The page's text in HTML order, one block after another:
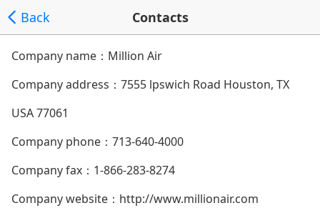
Back Contacts
Company name：Million Air
Company address： 7555 lpswich Road Houston, TX
USA 77061
Company phone： 713-640-4000
Company fax：1-866-283-8274
Company website： http://www.millionair.com